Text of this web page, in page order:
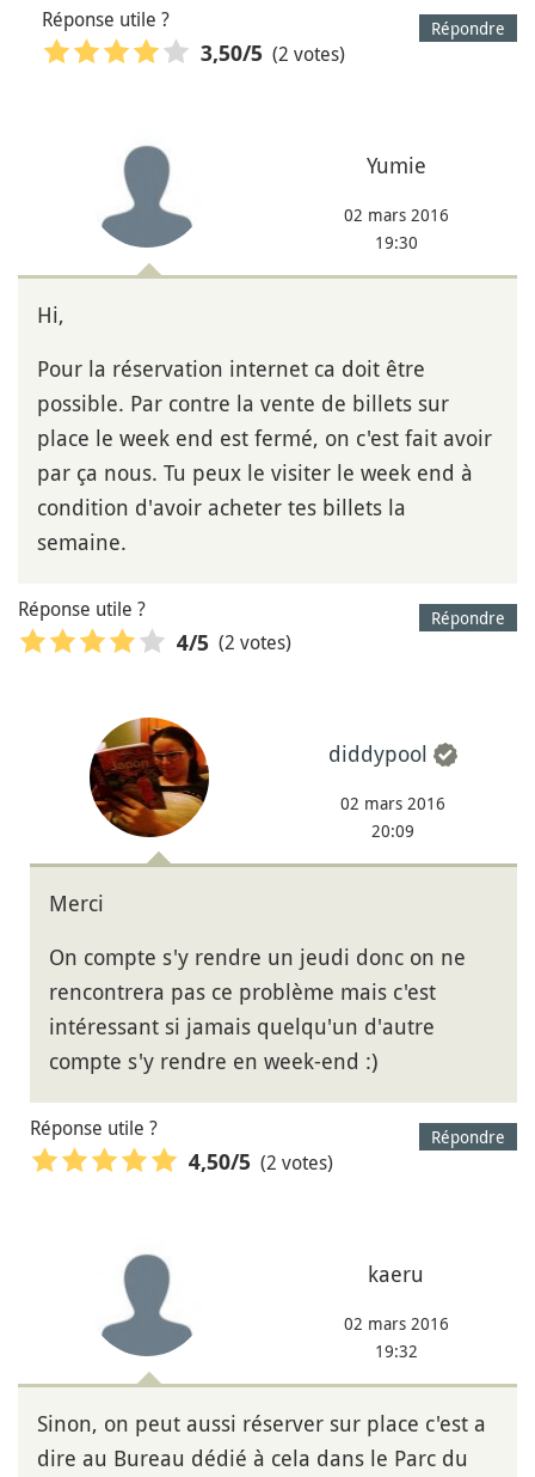
Répondre
Réponse utile ?
3,50/5 (2 votes)
Yumie
02 mars 2016
19:30
Hi,
Pour la réservation internet ca doit être
possible. Par contre la vente de billets sur
place le week end est fermé, on c'est fait avoir
par ça nous. Tu peux le visiter le week end à
condition d'avoir acheter tes billets la
semaine.
Répondre
Réponse utile ?
4/5 (2 votes)
diddypool
02 mars 2016
20:09
Merci
On compte s'y rendre un jeudi donc on ne
rencontrera pas ce problème mais c'est
intéressant si jamais quelqu'un d'autre
compte s'y rendre en week-end :)
Répondre
Réponse utile ?
4,50/5 (2 votes)
kaeru
02 mars 2016
19:32
Sinon, on peut aussi réserver sur place c'est a
dire au Bureau dédié à cela dans le Parc du